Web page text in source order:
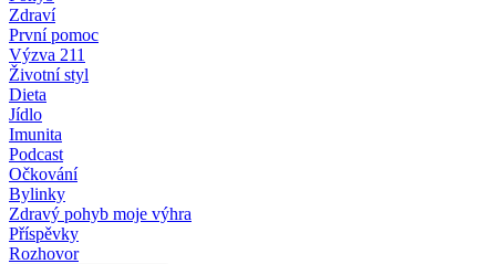
Zdraví
První pomoc
Výzva 211
Životní styl
Dieta
Jídlo
Imunita
Podcast
Očkování
Bylinky
Zdravý pohyb moje výhra
Příspěvky
Rozhovor